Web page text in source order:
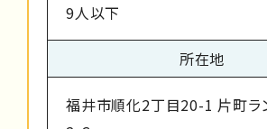
9人以下
所在地
福井市順化2丁目20-1 片町ラ